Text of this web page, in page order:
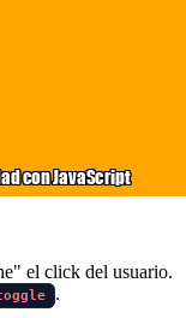
el click del usuario.
.